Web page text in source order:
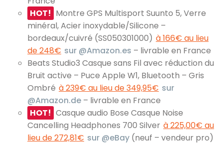
HOT! Montre GPS Multisport Suunto 5, Verre
minéral, Acier inoxydable/Silicone –
bordeaux/cuivré (SS050301000) à 166€ au lieu
de 248€ sur @Amazon.es – livrable en France
Beats Studio3 Casque sans Fil avec réduction du
Bruit active – Puce Apple W1, Bluetooth – Gris
Ombré à 239€ au lieu de 349,95€ sur
@Amazon.de – livrable en France
HOT! Casque audio Bose Casque Noise
Cancelling Headphones 700 Silver à 225,00€ au
lieu de 272,81€ sur @eBay (neuf – vendeur pro)